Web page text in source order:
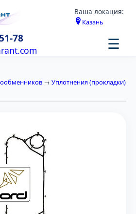
Ваша локация:
Казань
78 ☰
→ Уплотнения (прокладки)